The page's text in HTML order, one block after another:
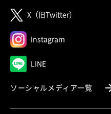
X（旧Twitter） （別ウィ
Instagram （別ウィンド
LINE（別ウィンドウで
ソーシャルメディア一覧（別